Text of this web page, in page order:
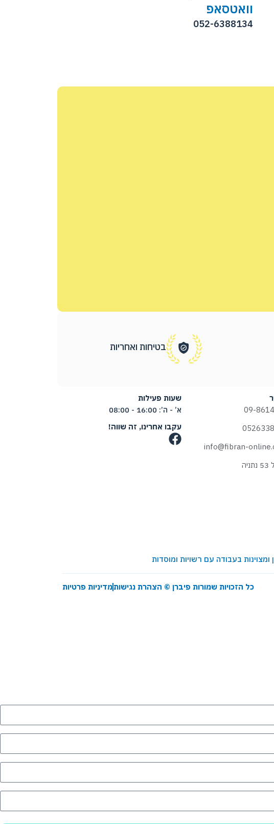
וואטסאפ
052-6388134
בטיחות ואחריות
09-
info@fibran-
שעות פעילות
א’ - ה’: 16:00 - 08:00
עקבו אחרינו, זה שווה!
הצהרת נגישותמדיניות פרטיות
כל הזכויות שמורות פיברן ©